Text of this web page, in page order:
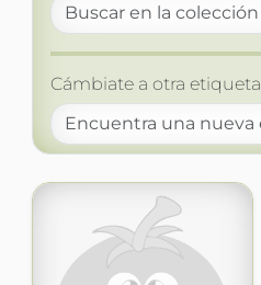
Cámbiate a otra etiqueta